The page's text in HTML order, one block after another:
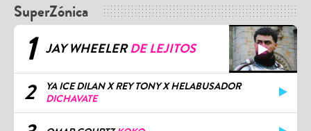
SuperZónica
1 JAY WHEELERDE LEJITOS
2
YA ICE DILAN X REY TONY X HELABUSADOR
DICHAVATE